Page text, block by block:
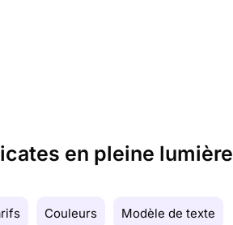
en pleine lumière
Couleurs Modèle de texte